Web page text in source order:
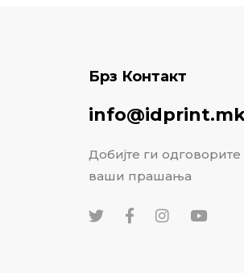
Брз Контакт
Добијте ги одговорите
ваши прашања